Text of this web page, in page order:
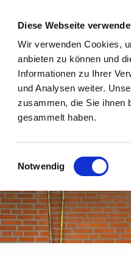
Diese Webseite
Wir verwenden Cookies,
anbieten zu können und
Informationen zu Ihrer
und Analysen weiter.
zusammen, die Sie ihnen
gesammelt haben.
Einwilligungsauswahl
Notwendig
Ev.
SCHAUKASTEN